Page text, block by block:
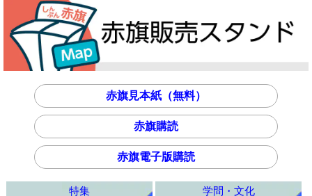
赤旗見本紙（無料）
赤旗購読
赤旗電子版購読
特集
学問・文化